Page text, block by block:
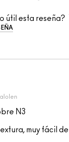
útil esta reseña?
N3
muy fácil